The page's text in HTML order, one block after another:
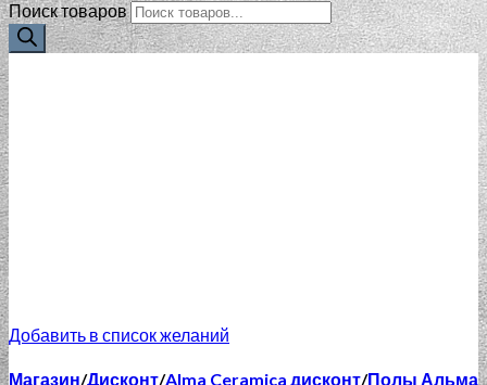
Поиск товаров
Добавить в список желаний
Магазин/Дисконт/Alma Ceramica дисконт/Полы Альма